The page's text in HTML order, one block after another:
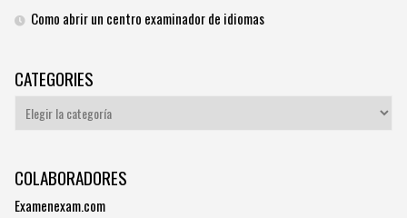
Como abrir un centro examinador de idiomas
CATEGORIES
Categories
COLABORADORES
Examenexam.com